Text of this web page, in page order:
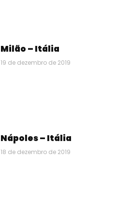
Milão – Itália
19 de dezembro de 2019
Nápoles – Itália
18 de dezembro de 2019